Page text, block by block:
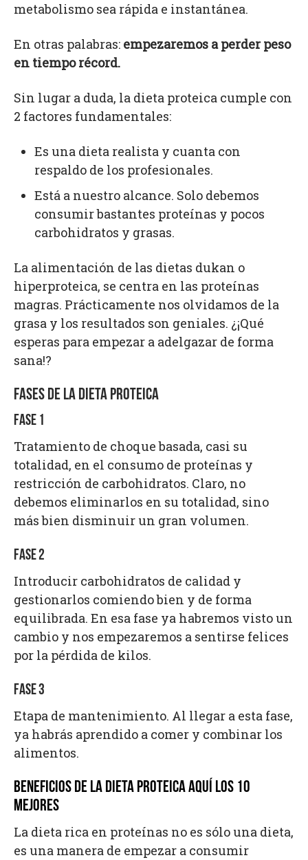
metabolismo sea rápida e instantánea.
En otras palabras: empezaremos a perder peso
en tiempo récord.
Sin lugar a duda, la dieta proteica cumple con
2 factores fundamentales:
Es una dieta realista y cuanta con
respaldo de los profesionales.
Está a nuestro alcance. Solo debemos
consumir bastantes proteínas y pocos
carbohidratos y grasas.
La alimentación de las dietas dukan o
hiperproteica, se centra en las proteínas
magras. Prácticamente nos olvidamos de la
grasa y los resultados son geniales. ¿¡Qué
esperas para empezar a adelgazar de forma
sana!?
FASES DE LA DIETA PROTEICA
FASE 1
Tratamiento de choque basada, casi su
totalidad, en el consumo de proteínas y
restricción de carbohidratos. Claro, no
debemos eliminarlos en su totalidad, sino
más bien disminuir un gran volumen.
FASE 2
Introducir carbohidratos de calidad y
gestionarlos comiendo bien y de forma
equilibrada. En esa fase ya habremos visto un
cambio y nos empezaremos a sentirse felices
por la pérdida de kilos.
FASE 3
Etapa de mantenimiento. Al llegar a esta fase,
ya habrás aprendido a comer y combinar los
alimentos.
BENEFICIOS DE LA DIETA PROTEICA AQUÍ LOS 10
MEJORES
La dieta rica en proteínas no es sólo una dieta,
es una manera de empezar a consumir